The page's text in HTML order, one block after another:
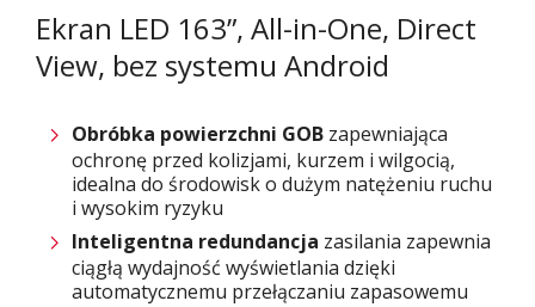
Ekran LED 163”, All-in-One, Direct
View, bez systemu Android
Obróbka powierzchni GOB zapewniająca
ochronę przed kolizjami, kurzem i wilgocią,
idealna do środowisk o dużym natężeniu ruchu
i wysokim ryzyku
Inteligentna redundancja zasilania zapewnia
ciągłą wydajność wyświetlania dzięki
automatycznemu przełączaniu zapasowemu